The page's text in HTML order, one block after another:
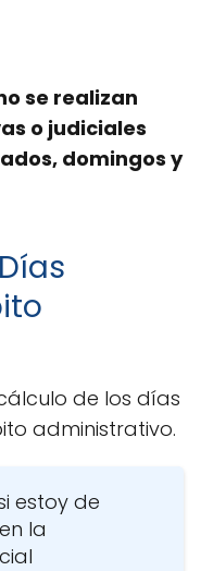
se realizan
o judiciales
domingos y
de los días
administrativo.
estoy de
la